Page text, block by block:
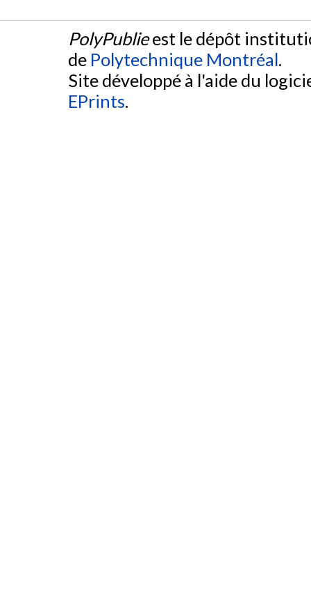
PolyPublieest le dépôt
de Polytechnique Montréal.
Site développé à l'aide du
EPrints.